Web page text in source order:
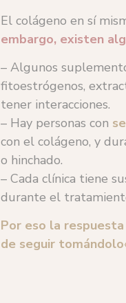
El colágeno en sí
embargo, existen
– Algunos
fitoestrógenos,
tener interacciones.
– Hay personas con
con el colágeno, y
o hinchado.
– Cada clínica tiene
durante el
Por eso la
de seguir tomándolo